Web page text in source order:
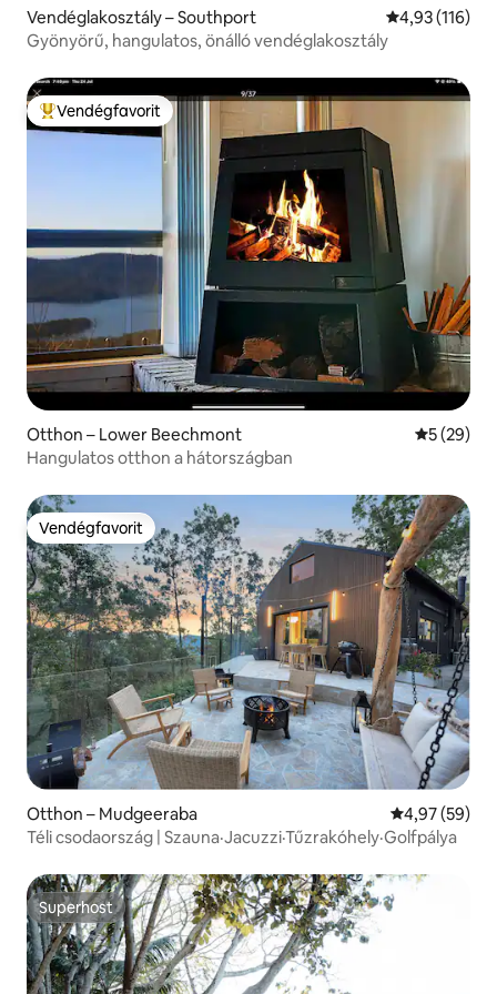
Vendéglakosztály – Southport Átlagos
4,93 (116)
Gyönyörű, hangulatos, önálló vendéglakosztály
Kiemelt vendégfavorit
Vendégfavorit
Otthon – Lower Beechmont Átlagos
5 (29)
Hangulatos otthon a hátországban
Vendégfavorit
Vendégfavorit
Otthon – Mudgeeraba Átlagos
4,97 (59)
Téli csodaország | Szauna·Jacuzzi·Tűzrakóhely·Golfpálya
Superhost
Superhost